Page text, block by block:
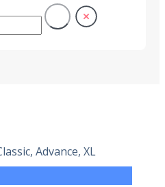
Advance, XL